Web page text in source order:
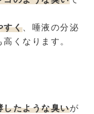
すく 、唾液の分泌
くなります。
したような臭いが